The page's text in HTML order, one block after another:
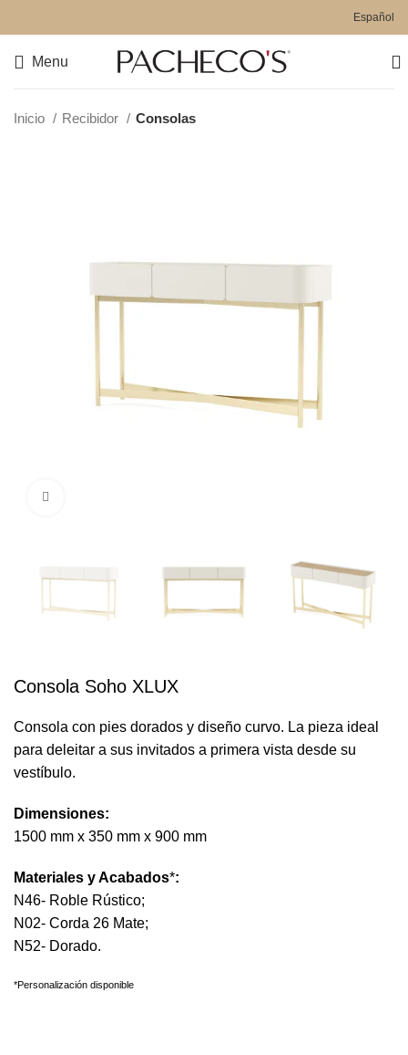
Español
Menu
Inicio Recibidor Consolas
Consola Soho XLUX
Consola con pies dorados y diseño curvo. La pieza ideal
para deleitar a sus invitados a primera vista desde su
vestíbulo.
Dimensiones:
1500 mm x 350 mm x 900 mm
Materiales y Acabados*:
N46- Roble Rústico;
N02- Corda 26 Mate;
N52- Dorado.
*Personalización disponible